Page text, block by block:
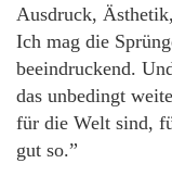
Ausdruck,
Ich mag die
beeindruckend.
das unbedingt
für die Welt sind,
gut so.”